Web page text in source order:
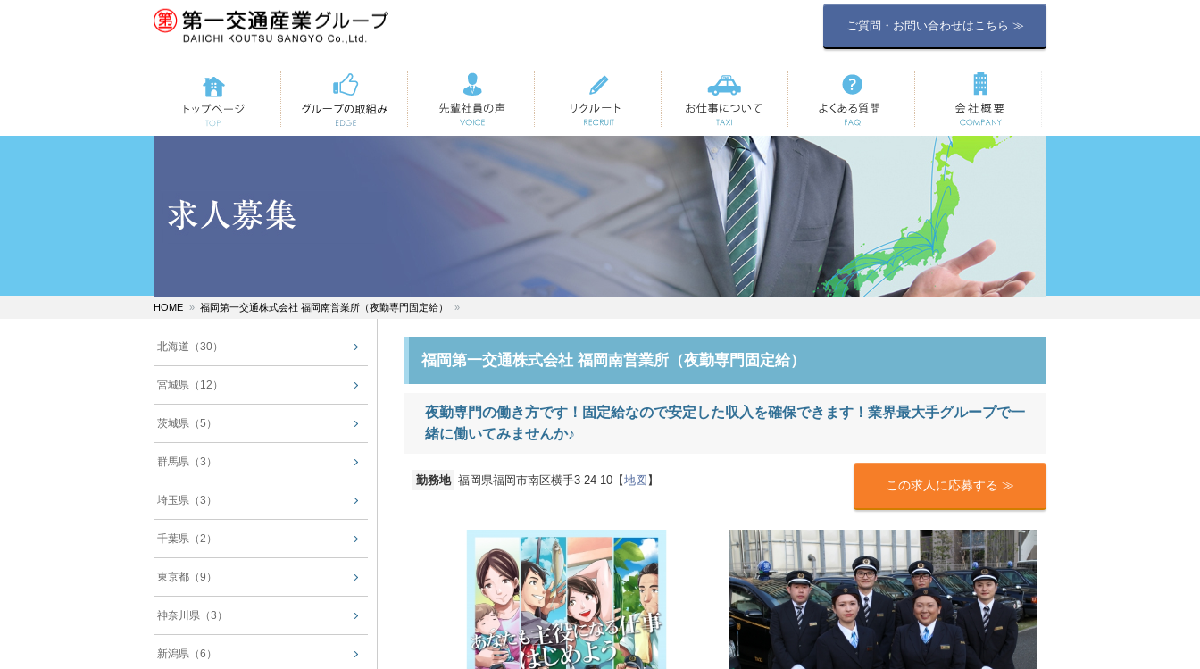
ご質問・お問い合わせはこちら ≫
トップページ 第一交通の取組み 先輩社員の声 リクルート お仕事について よくある質問 会社概要
HOME 福岡第一交通株式会社 福岡南営業所（夜勤専門固定給）
福岡第一交通株式会社 福岡南営業所（夜勤専門固定給）
夜勤専門の働き方です！固定給なので安定した収入を確保できます！業界最大手グループで一
緒に働いてみませんか♪
勤務地 福岡県福岡市南区横手3-24-10【地図 】 この求人に応募する ≫
北海道（30）
宮城県（12）
茨城県（5）
群馬県（3）
埼玉県（3）
千葉県（2）
東京都（9）
神奈川県（3）
新潟県（6）